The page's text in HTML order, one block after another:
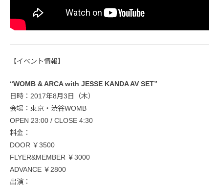
【イベント情報】
“WOMB & ARCA with JESSE KANDA AV SET”
日時：2017年8月3日（木）
会場：東京・渋谷WOMB
OPEN 23:00 / CLOSE 4:30
料金：
DOOR ￥3500
FLYER&MEMBER ￥3000
ADVANCE ￥2800
出演：